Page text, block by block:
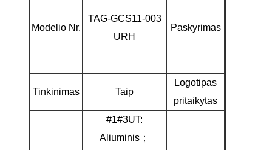
Modelio Nr.
TAG-GCS11-003
URH
Paskyrimas
Tinkinimas Taip
Logotipas
pritaikytas
#1#3UT:
Aliuminis；